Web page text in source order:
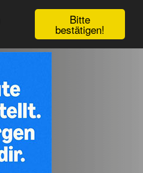
Bitte
bestätigen!